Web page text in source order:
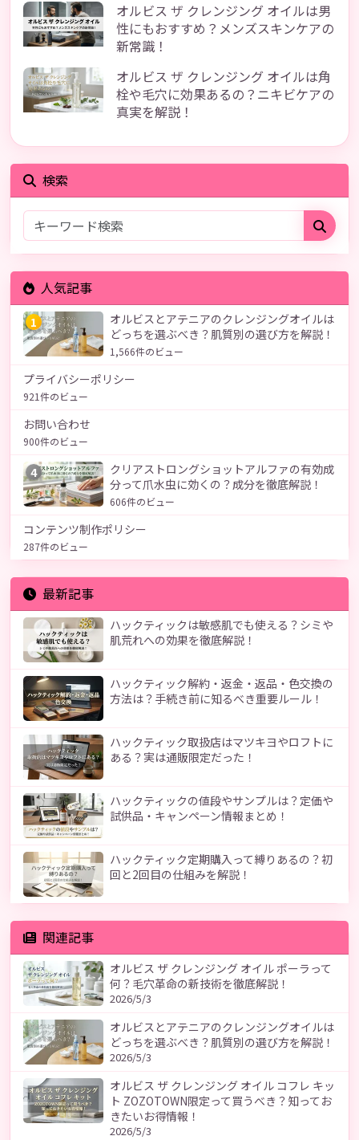
オルビス ザ クレンジング オイルは男
性にもおすすめ？メンズスキンケアの
新常識！
オルビス ザ クレンジング オイルは角
栓や毛穴に効果あるの？ニキビケアの
真実を解説！
検索
人気記事
1
オルビスとアテニアのクレンジングオイルは
どっちを選ぶべき？肌質別の選び方を解説！
1,566件のビュー
プライバシーポリシー
921件のビュー
お問い合わせ
900件のビュー
4
クリアストロングショットアルファの有効成
分って爪水虫に効くの？成分を徹底解説！
606件のビュー
コンテンツ制作ポリシー
287件のビュー
最新記事
ハックティックは敏感肌でも使える？シミや
肌荒れへの効果を徹底解説！
ハックティック解約・返金・返品・色交換の
方法は？手続き前に知るべき重要ルール！
ハックティック取扱店はマツキヨやロフトに
ある？実は通販限定だった！
ハックティックの値段やサンプルは？定価や
試供品・キャンペーン情報まとめ！
ハックティック定期購入って縛りあるの？初
回と2回目の仕組みを解説！
関連記事
オルビス ザ クレンジング オイル ポーラって
何？毛穴革命の新技術を徹底解説！
2026/5/3
オルビスとアテニアのクレンジングオイルは
どっちを選ぶべき？肌質別の選び方を解説！
2026/5/3
オルビス ザ クレンジング オイル コフレ キッ
ト ZOZOTOWN限定って買うべき？知ってお
きたいお得情報！
2026/5/3